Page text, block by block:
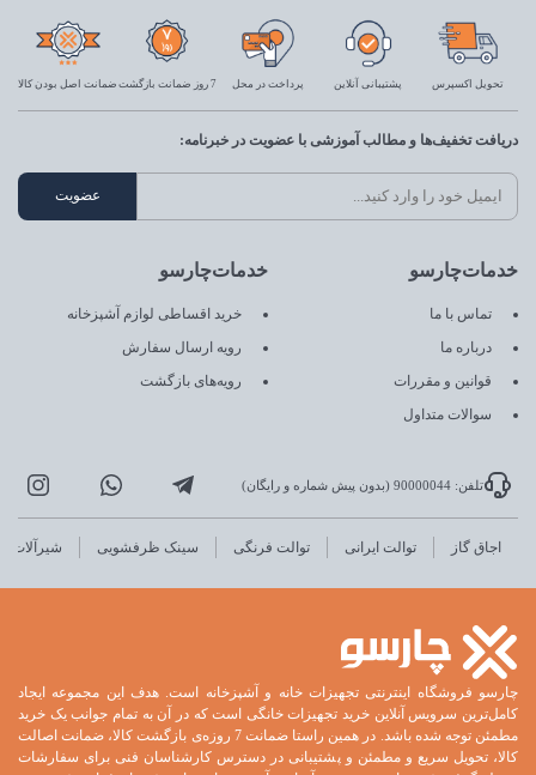
تحویل اکسپرس پشتیبانی آنلاین پرداخت در محل 7 روز ضمانت بازگشت ضمانت اصل بودن کالا
خدمات‌چارسو
تماس با ما
درباره ما
قوانین و مقررات
سوالات متداول
خدمات‌چارسو
خرید اقساطی لوازم آشپزخانه
رویه ارسال سفارش
رویه‌های بازگشت
دریافت تخفیف‌ها و مطالب آموزشی با عضویت در خبرنامه:
تلفن: 90000044 (بدون پیش شماره و رایگان)
اجاق گاز توالت ایرانی توالت فرنگی سینک ظرفشویی شیرآلات
چارسو فروشگاه اینترنتی تجهیزات خانه و آشپزخانه است. هدف این مجموعه ایجاد
کامل‌ترین سرویس آنلاین خرید تجهیزات خانگی است که در آن به تمام جوانب یک خرید
مطمئن توجه شده باشد. در همین راستا ضمانت 7 روزه‌ی بازگشت کالا، ضمانت اصالت
کالا، تحویل سریع و مطمئن و پشتیبانی در دسترس کارشناسان فنی برای سفارشات